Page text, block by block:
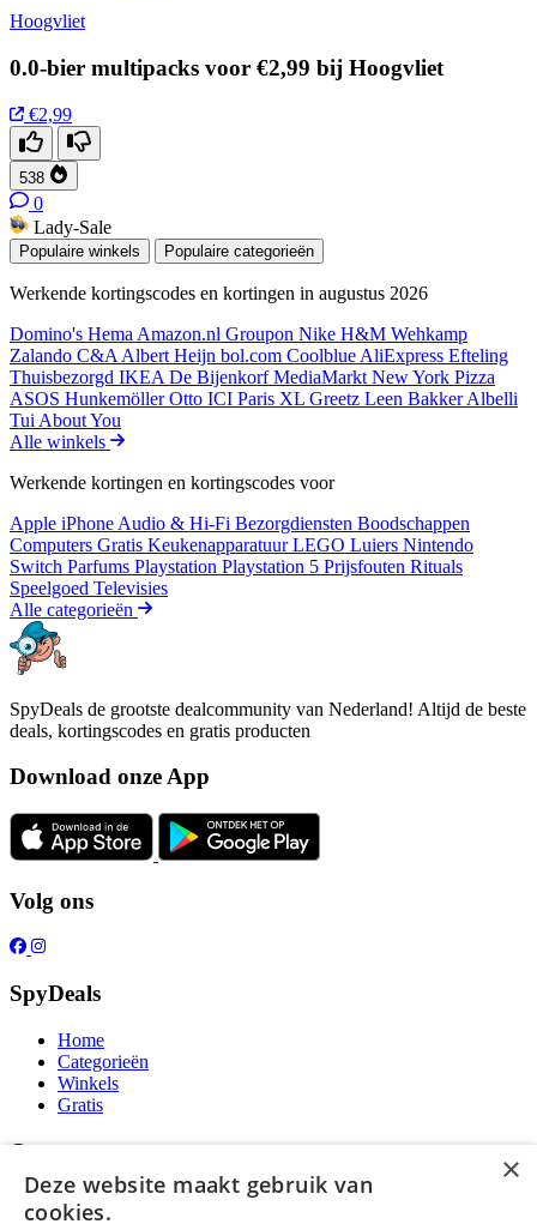
Hoogvliet
0.0-bier multipacks voor €2,99 bij Hoogvliet
€2,99
538
0
Lady-Sale
Populaire winkels Populaire categorieën
Werkende kortingscodes en kortingen in augustus 2026
Domino's Hema Amazon.nl Groupon Nike H&M Wehkamp
Zalando C&A Albert Heijn bol.com Coolblue AliExpress Efteling
Thuisbezorgd IKEA De BijenkorfMediaMarkt New York Pizza
ASOS HunkemöllerOtto ICI Paris XL Greetz Leen BakkerAlbelli
Tui About You
Alle winkels
Werkende kortingen en kortingscodes voor
Apple iPhone Audio & Hi-Fi Bezorgdiensten Boodschappen
Computers Gratis KeukenapparatuurLEGO Luiers Nintendo
Switch Parfums Playstation Playstation 5 Prijsfouten Rituals
Speelgoed Televisies
Alle categorieën
SpyDeals de grootste dealcommunity van Nederland! Altijd de beste
deals, kortingscodes en gratis producten
Download onze App
Volg ons
SpyDeals
Home
Categorieën
Winkels
Gratis
Over ons
Over ons
Contact
×
Deze website maakt gebruik van
cookies.